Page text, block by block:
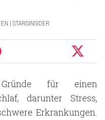
| STARSINSIDER
für einen
darunter Stress,
Erkrankungen.